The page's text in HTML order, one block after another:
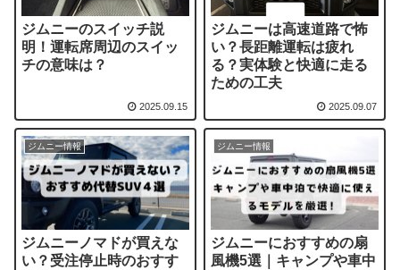
ジムニーのスイッチ説
明！運転席周辺のスイッ
チの意味は？
2025.09.15
ジムニーは高速道路で怖
い？長距離運転は疲れ
る？実体験と快適に走る
ための工夫
2025.09.07
ジムニー情報
ジムニーノマドが買えな
い？受注停止時のおすす
ジムニー情報
ジムニーにおすすめの扇
風機5選｜キャンプや車中